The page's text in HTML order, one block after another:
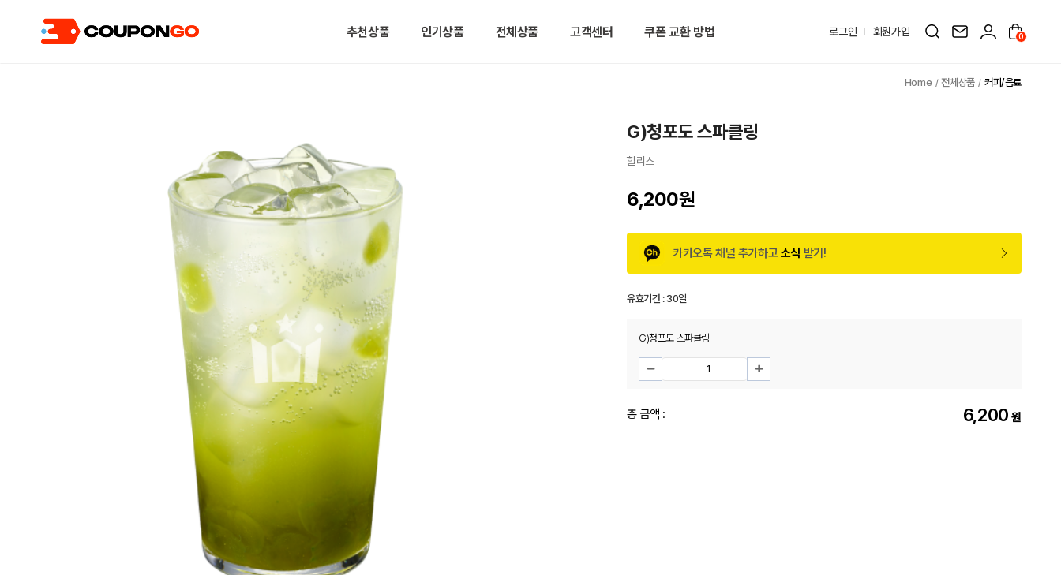
추천상품 인기상품 전체상품 고객센터 쿠폰 교환 방법 로그인 회원가입 0
전체상품 커피/음료
G)청포도 스파클링
할리스
6,200원
카카오톡 채널 추가하고소식 받기!
유효기간 :30일
G)청포도 스파클링
총 금액 : 6,200 원